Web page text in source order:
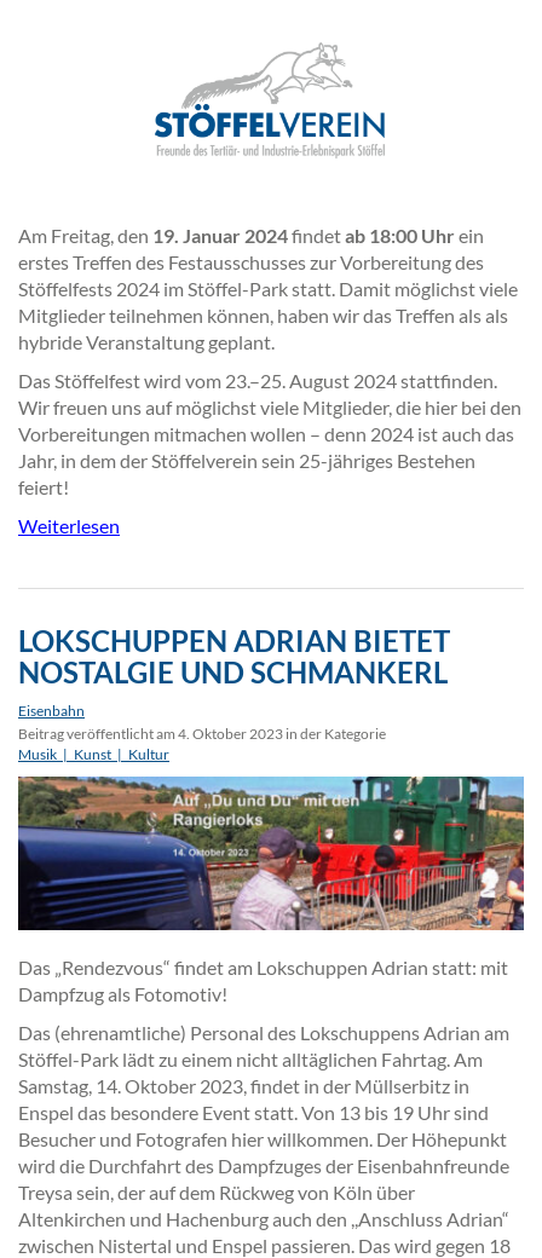
Am Freitag, den 19. Januar 2024findetab 18:00 Uhrein
erstes Treffen des Festausschusses zur Vorbereitung des
Stöffelfests 2024 im Stöffel-Park statt. Damit möglichst viele
Mitglieder teilnehmen können, haben wir das Treffen als als
hybride Veranstaltung geplant.
Das Stöffelfest wird vom 23.–25. August 2024 stattfinden.
Wir freuen uns auf möglichst viele Mitglieder, die hier bei den
Vorbereitungen mitmachen wollen – denn 2024 ist auch das
Jahr, in dem der Stöffelverein sein 25-jähriges Bestehen
feiert!
Weiterlesen
LOKSCHUPPEN ADRIAN BIETET
NOSTALGIE UND SCHMANKERL
Eisenbahn
Beitrag veröffentlicht am 4. Oktober 2023 in der Kategorie
Musik_|_Kunst_|_Kultur
Das „Rendezvous“ findet am Lokschuppen Adrian statt: mit
Dampfzug als Fotomotiv!
Das (ehrenamtliche) Personal des Lokschuppens Adrian am
Stöffel-Park lädt zu einem nicht alltäglichen Fahrtag. Am
Samstag, 14. Oktober 2023, findet in der Müllserbitz in
Enspel das besondere Event statt. Von 13 bis 19 Uhr sind
Besucher und Fotografen hier willkommen. Der Höhepunkt
wird die Durchfahrt des Dampfzuges der Eisenbahnfreunde
Treysa sein, der auf dem Rückweg von Köln über
Altenkirchen und Hachenburg auch den ,,Anschluss Adrian“
zwischen Nistertal und Enspel passieren. Das wird gegen 18